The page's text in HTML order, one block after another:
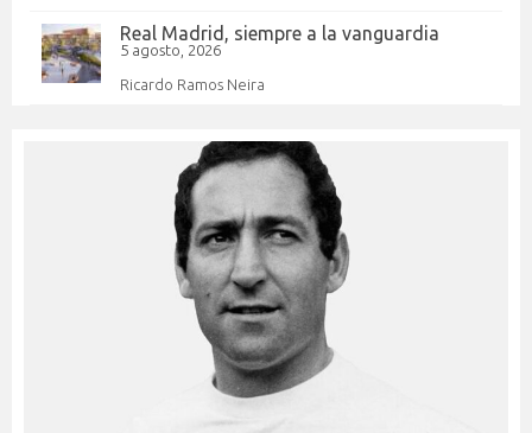
Real Madrid, siempre a la vanguardia
5 agosto, 2026
Ricardo Ramos Neira